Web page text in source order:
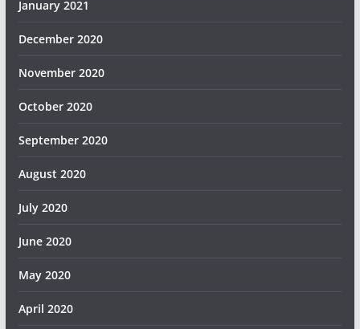
January 2021
December 2020
November 2020
October 2020
September 2020
August 2020
July 2020
June 2020
May 2020
April 2020